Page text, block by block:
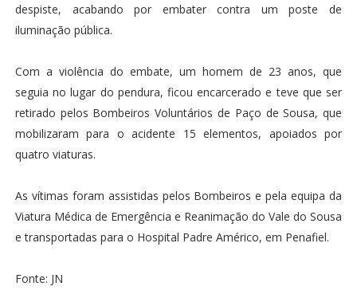
despiste, acabando por embater contra um poste de
iluminação pública.
Com a violência do embate, um homem de 23 anos, que
seguia no lugar do pendura, ficou encarcerado e teve que ser
retirado pelos Bombeiros Voluntários de Paço de Sousa, que
mobilizaram para o acidente 15 elementos, apoiados por
quatro viaturas.
As vítimas foram assistidas pelos Bombeiros e pela equipa da
Viatura Médica de Emergência e Reanimação do Vale do Sousa
e transportadas para o Hospital Padre Américo, em Penafiel.
Fonte: JN